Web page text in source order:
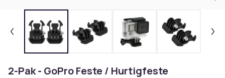
2-Pak - GoPro Feste / Hurtigfeste